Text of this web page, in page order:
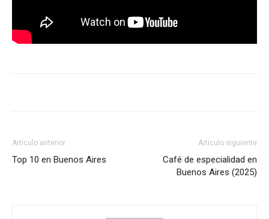
Artículo anterior
Top 10 en Buenos Aires
Artículo siguiente
Café de especialidad en
Buenos Aires (2025)